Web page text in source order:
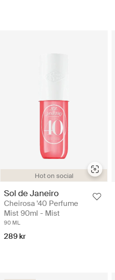
Hot on social
Sol de Janeiro
Cheirosa '40 Perfume
Mist 90ml - Mist
90 ML
289 kr